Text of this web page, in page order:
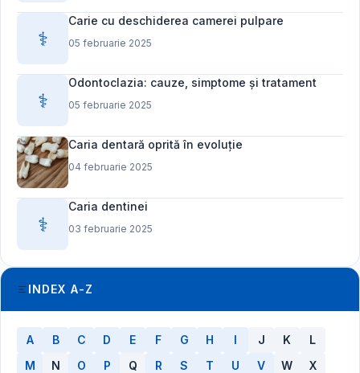
⚕️
Carie cu deschiderea camerei pulpare
05 februarie 2025
⚕️
Odontoclazia: cauze, simptome și tratament
05 februarie 2025
Caria dentară oprită în evoluție
04 februarie 2025
⚕️
Caria dentinei
03 februarie 2025
INDEX A-Z
A B C D E F G H I J K
L
M
N O P Q R S T U V W
X